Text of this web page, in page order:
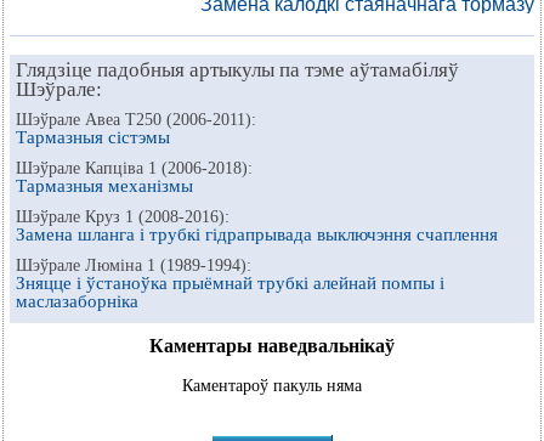
Замена калодкі стаяначнага тормазу
Глядзіце падобныя артыкулы па тэме аўтамабіляў
Шэўрале:
Шэўрале Авеа Т250 (2006-2011):
Тармазныя сістэмы
Шэўрале Капціва 1 (2006-2018):
Тармазныя механізмы
Шэўрале Круз 1 (2008-2016):
Замена шланга і трубкі гідрапрывада выключэння счаплення
Шэўрале Люміна 1 (1989-1994):
Зняцце і ўстаноўка прыёмнай трубкі алейнай помпы і
маслазаборніка
Каментары наведвальнікаў
Каментароў пакуль няма